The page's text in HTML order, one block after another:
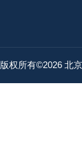
版权所有©2026 北